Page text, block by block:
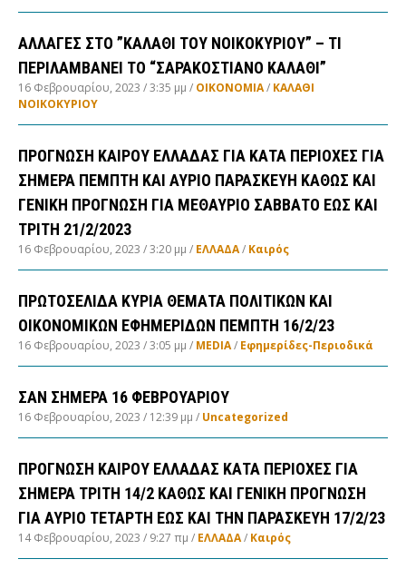
ΑΛΛΑΓΕΣ ΣΤΟ ”ΚΑΛΑΘΙ ΤΟΥ ΝΟΙΚΟΚΥΡΙΟΥ” – ΤΙ
ΠΕΡΙΛΑΜΒΑΝΕΙ ΤΟ “ΣΑΡΑΚΟΣΤΙΑΝΟ ΚΑΛΑΘΙ”
16 Φεβρουαρίου, 2023 3:35 μμ ΟΙΚΟΝΟΜΙΑ/ ΚΑΛΑΘΙ
ΝΟΙΚΟΚΥΡΙΟΥ
ΠΡΟΓΝΩΣΗ ΚΑΙΡΟΥ ΕΛΛΑΔΑΣ ΓΙΑ ΚΑΤΑ ΠΕΡΙΟΧΕΣ ΓΙΑ
ΣΗΜΕΡΑ ΠΕΜΠΤΗ ΚΑΙ ΑΥΡΙΟ ΠΑΡΑΣΚΕΥΗ ΚΑΘΩΣ ΚΑΙ
ΓΕΝΙΚΗ ΠΡΟΓΝΩΣΗ ΓΙΑ ΜΕΘΑΥΡΙΟ ΣΑΒΒΑΤΟ ΕΩΣ ΚΑΙ
ΤΡΙΤΗ 21/2/2023
16 Φεβρουαρίου, 2023 3:20 μμ ΕΛΛΑΔA/ Καιρός
ΠΡΩΤΟΣΕΛΙΔΑ ΚΥΡΙΑ ΘΕΜΑΤΑ ΠΟΛΙΤΙΚΩΝ ΚΑΙ
ΟΙΚΟΝΟΜΙΚΩΝ ΕΦΗΜΕΡΙΔΩΝ ΠΕΜΠΤΗ 16/2/23
16 Φεβρουαρίου, 2023 3:05 μμ MEDIA/ Εφημερίδες-Περιοδικά
ΣΑΝ ΣΗΜΕΡΑ 16 ΦΕΒΡΟΥΑΡΙΟΥ
16 Φεβρουαρίου, 2023 12:39 μμ Uncategorized
ΠΡΟΓΝΩΣΗ ΚΑΙΡΟΥ ΕΛΛΑΔΑΣ ΚΑΤΑ ΠΕΡΙΟΧΕΣ ΓΙΑ
ΣΗΜΕΡΑ ΤΡΙΤΗ 14/2 ΚΑΘΩΣ ΚΑΙ ΓΕΝΙΚΗ ΠΡΟΓΝΩΣΗ
ΓΙΑ ΑΥΡΙΟ ΤΕΤΑΡΤΗ ΕΩΣ ΚΑΙ ΤΗΝ ΠΑΡΑΣΚΕΥΗ 17/2/23
14 Φεβρουαρίου, 2023 9:27 πμ ΕΛΛΑΔA/ Καιρός